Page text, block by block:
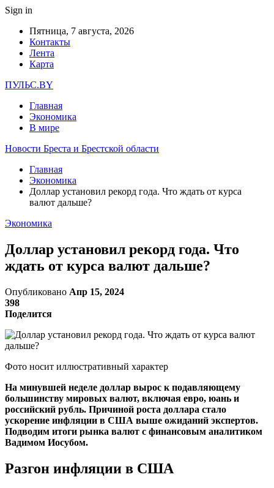
Sign in
Пятница, 7 августа, 2026
Контакты
Лента
Карта
ПУЛЬС.BY
Главная
Экономика
В мире
Новости Бреста и Брестской области
Главная
Экономика
Доллар установил рекорд года. Что ждать от курса
валют дальше?
Экономика
Доллар установил рекорд года. Что
ждать от курса валют дальше?
Опубликовано Апр 15, 2024
398
Поделится
Фото носит иллюстративный характер
На минувшей неделе доллар вырос к подавляющему
большинству мировых валют, включая евро, юань и
российский рубль. Причиной роста доллара стало
ускорение инфляции в США выше ожиданий экспертов.
Подводим итоги рынка валют с финансовым аналитиком
Вадимом Иосубом.
Разгон инфляции в США